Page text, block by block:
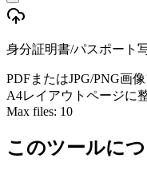
身分証明書/パスポート
PDFまたはJPG/PNG画
A4レイアウトページに
Max files: 10
このツールに